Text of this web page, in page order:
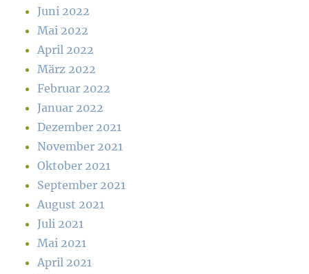
Juni 2022
Mai 2022
April 2022
März 2022
Februar 2022
Januar 2022
Dezember 2021
November 2021
Oktober 2021
September 2021
August 2021
Juli 2021
Mai 2021
April 2021